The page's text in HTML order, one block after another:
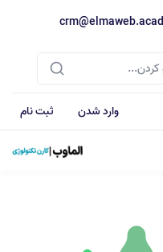
وارد شدن ثبت نام